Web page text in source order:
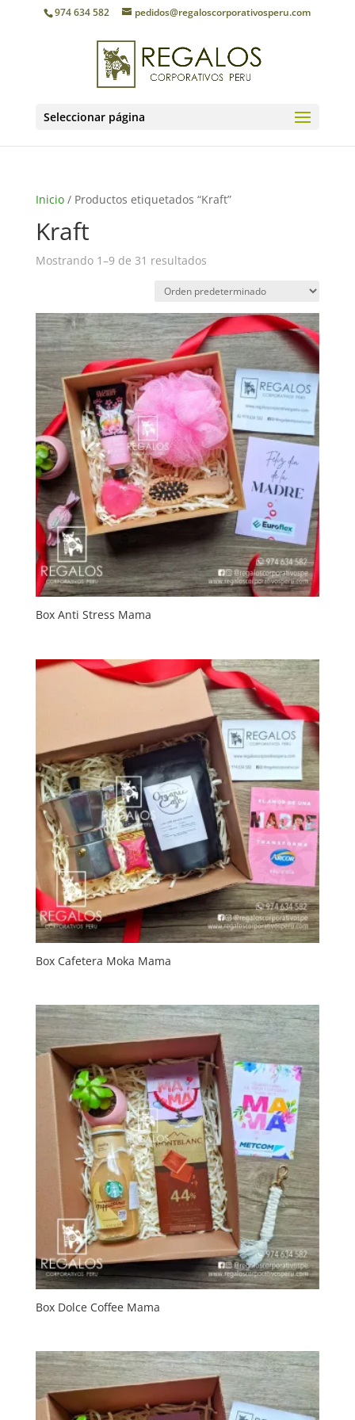
974 634 582 pedidos@regaloscorporativosperu.com
Seleccionar página
Inicio/ Productos etiquetados “Kraft”
Kraft
Mostrando 1–9 de 31 resultados
Box Anti Stress Mama
Box Cafetera Moka Mama
Box Dolce Coffee Mama